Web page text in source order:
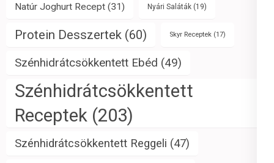
Natúr Joghurt Recept (31) Nyári Saláták (19)
Protein Desszertek (60) Skyr Receptek (17)
Szénhidrátcsökkentett Ebéd (49)
Szénhidrátcsökkentett
Receptek (203)
Szénhidrátcsökkentett Reggeli (47)